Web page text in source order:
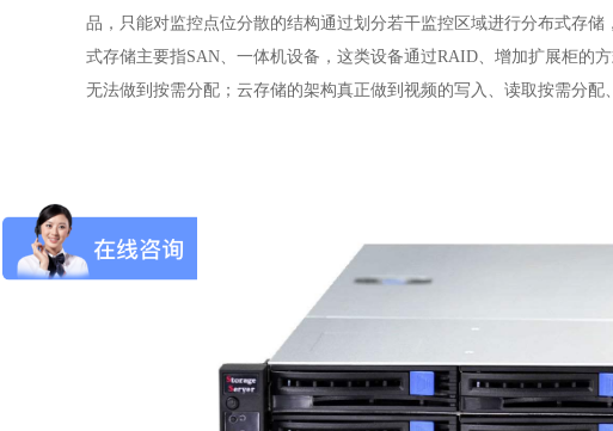
品，只能对监控点位分散的结构通过划分若干监控区域进行分布式存
式存储主要指SAN、一体机设备，这类设备通过RAID、增加扩展柜的
无法做到按需分配；云存储的架构真正做到视频的写入、读取按需分